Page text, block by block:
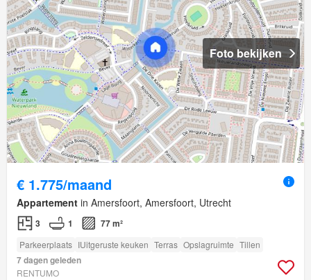
Foto bekijken
€ 1.775/maand
Appartement in Amersfoort, Amersfoort, Utrecht
3 1 77 m²
Parkeerplaats IUitgeruste keuken Terras Opslagruimte Tillen
7 dagen geleden
RENTUMO